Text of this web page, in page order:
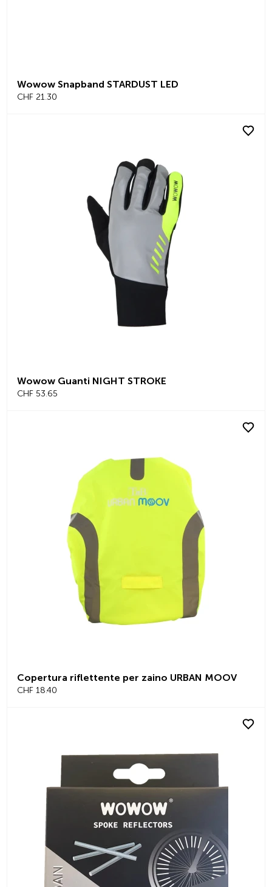
Wowow Snapband STARDUST LED
CHF 21.30
Wowow Guanti NIGHT STROKE
CHF 53.65
Copertura riflettente per zaino URBAN MOOV
CHF 18.40